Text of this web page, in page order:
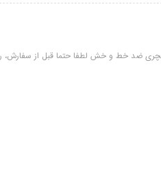
ضد خط و خش لطفا حتما قبل از سفارش،